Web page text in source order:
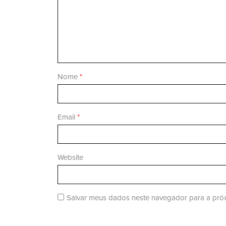
Nome *
Email *
Website
Salvar meus dados neste navegador para a